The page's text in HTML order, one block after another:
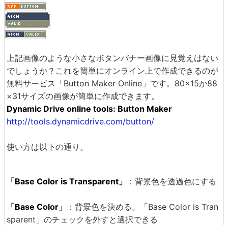
上記画像のような小さなボタンバナー画像に見覚えはない
でしょうか？これを簡単にオンライン上で作成できるのが
無料サービス「Button Maker Online」です。80×15か88
×31サイズの画像が簡単に作成できます。
Dynamic Drive online tools: Button Maker
http://tools.dynamicdrive.com/button/
使い方は以下の通り。
「Base Color is Transparent」 ：背景色を透過色にする
「Base Color」
：背景色を決める。「Base Color is Tran
sparent」のチェックを外すと選択できる